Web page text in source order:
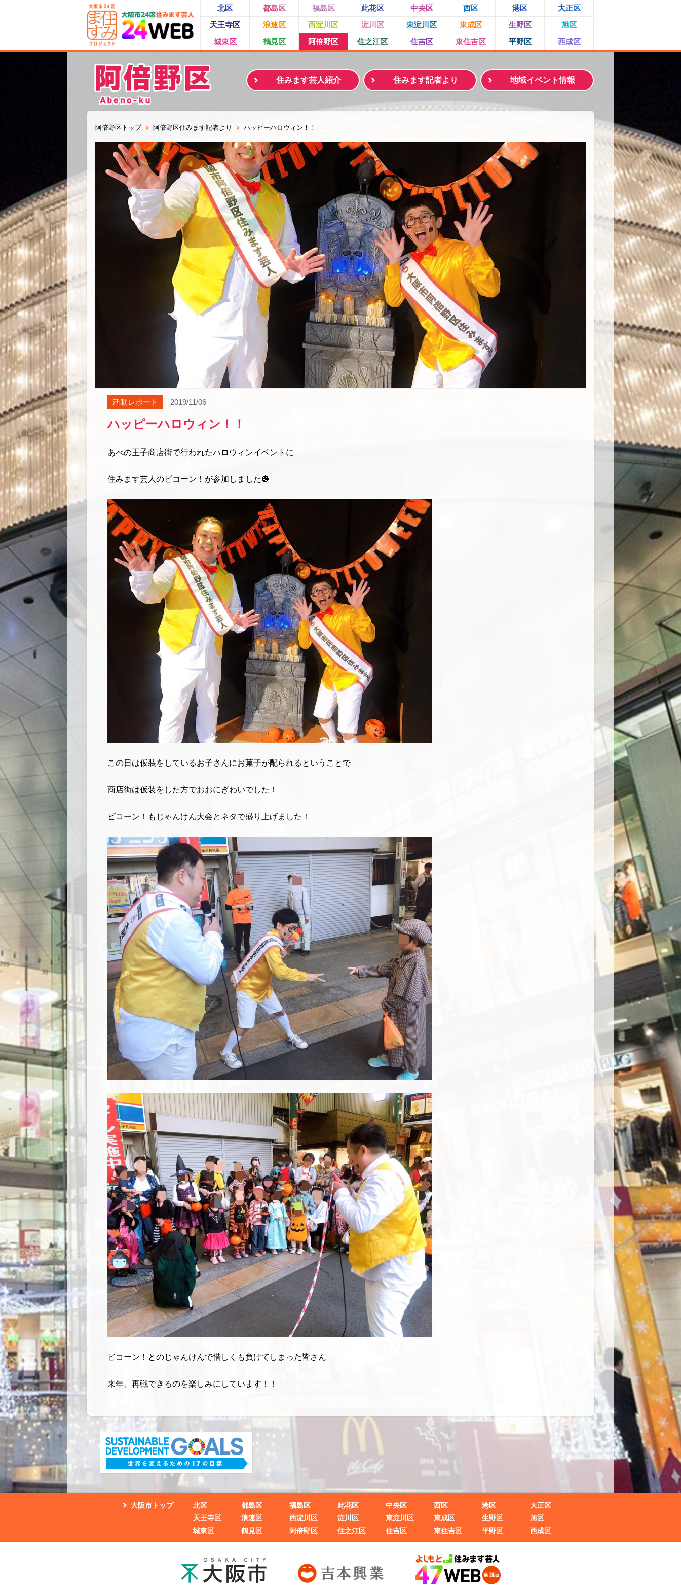
北区 都島区 福島区 此花区 中央区 西区 港区
大正区
天王寺区
浪速区 西淀川区 淀川区 東淀川区 東成区 生野区
旭区
城東区
鶴見区 阿倍野区 住之江区 住吉区 東住吉区 平野区 西成区
住みます芸人紹介 住みます記者より 地域イベント情報
阿倍野区トップ 阿倍野区住みます記者より ハッピーハロウィン！！
活動レポート 2019/11/06
ハッピーハロウィン！！
あべの王子商店街で行われたハロウィンイベントに
住みます芸人のビコーン！が参加しました🎃
この日は仮装をしているお子さんにお菓子が配られるということで
商店街は仮装をした方でおおにぎわいでした！
ビコーン！もじゃんけん大会とネタで盛り上げました！
ビコーン！とのじゃんけんで惜しくも負けてしまった皆さん
来年、再戦できるのを楽しみにしています！！
大阪市トップ 北区 都島区 福島区 此花区 中央区 西区 港区
大正区
天王寺区
浪速区 西淀川区 淀川区 東淀川区 東成区 生野区
旭区
城東区
鶴見区 阿倍野区 住之江区 住吉区 東住吉区 平野区 西成区